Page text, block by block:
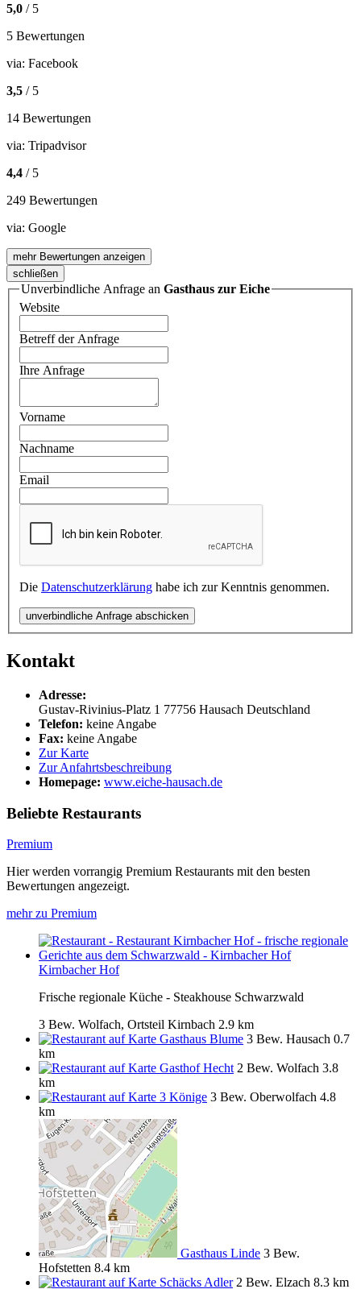
5,0 / 5
5 Bewertungen
via: Facebook
3,5 / 5
14 Bewertungen
via: Tripadvisor
4,4 / 5
249 Bewertungen
via: Google
mehr Bewertungen anzeigen
schließen
Unverbindliche Anfrage an Gasthaus zur Eiche
Website
Betreff der Anfrage
Ihre Anfrage
Vorname
Nachname
Email
Die Datenschutzerklärung habe ich zur Kenntnis genommen.
unverbindliche Anfrage abschicken
Kontakt
Adresse:
Gustav-Rivinius-Platz 1 77756 Hausach Deutschland
Telefon: keine Angabe
Fax: keine Angabe
Zur Karte
Zur Anfahrtsbeschreibung
Homepage: www.eiche-hausach.de
Beliebte Restaurants
Premium
Hier werden vorrangig Premium Restaurants mit den besten
Bewertungen angezeigt.
mehr zu Premium
Kirnbacher Hof
Frische regionale Küche - Steakhouse Schwarzwald
3 Bew. Wolfach, Ortsteil Kirnbach 2.9 km
Gasthaus Blume 3 Bew. Hausach 0.7
km
Gasthof Hecht 2 Bew. Wolfach 3.8
km
3 Könige 3 Bew. Oberwolfach 4.8
km
Gasthaus Linde 3 Bew.
Hofstetten 8.4 km
Schäcks Adler 2 Bew. Elzach 8.3 km